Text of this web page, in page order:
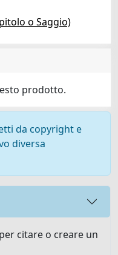
o Saggio)
prodotto.
da copyright e
diversa
citare o creare un